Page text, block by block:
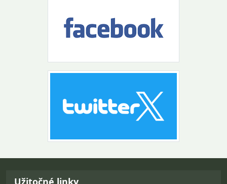
Návrat na začiatok stránky
Užitočné linky